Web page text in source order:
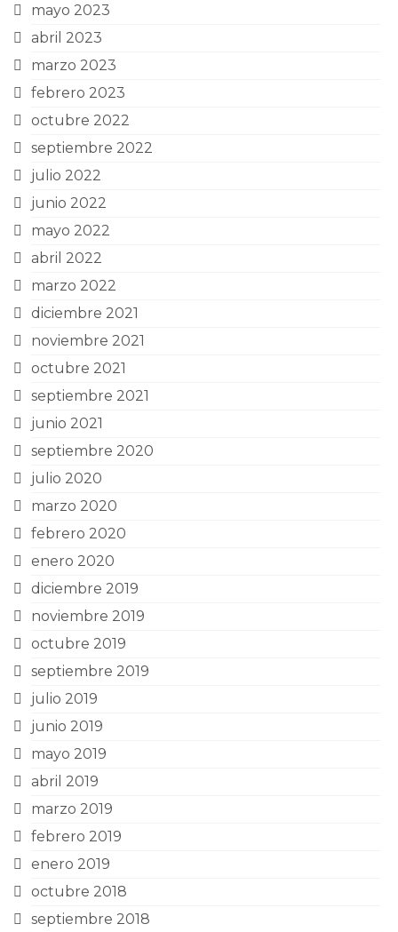
mayo 2023
abril 2023
marzo 2023
febrero 2023
octubre 2022
septiembre 2022
julio 2022
junio 2022
mayo 2022
abril 2022
marzo 2022
diciembre 2021
noviembre 2021
octubre 2021
septiembre 2021
junio 2021
septiembre 2020
julio 2020
marzo 2020
febrero 2020
enero 2020
diciembre 2019
noviembre 2019
octubre 2019
septiembre 2019
julio 2019
junio 2019
mayo 2019
abril 2019
marzo 2019
febrero 2019
enero 2019
octubre 2018
septiembre 2018